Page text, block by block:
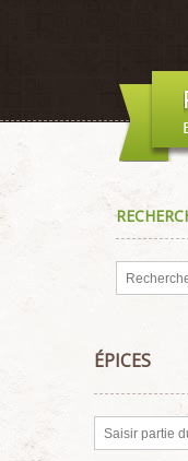
Rechercher
ÉPICES